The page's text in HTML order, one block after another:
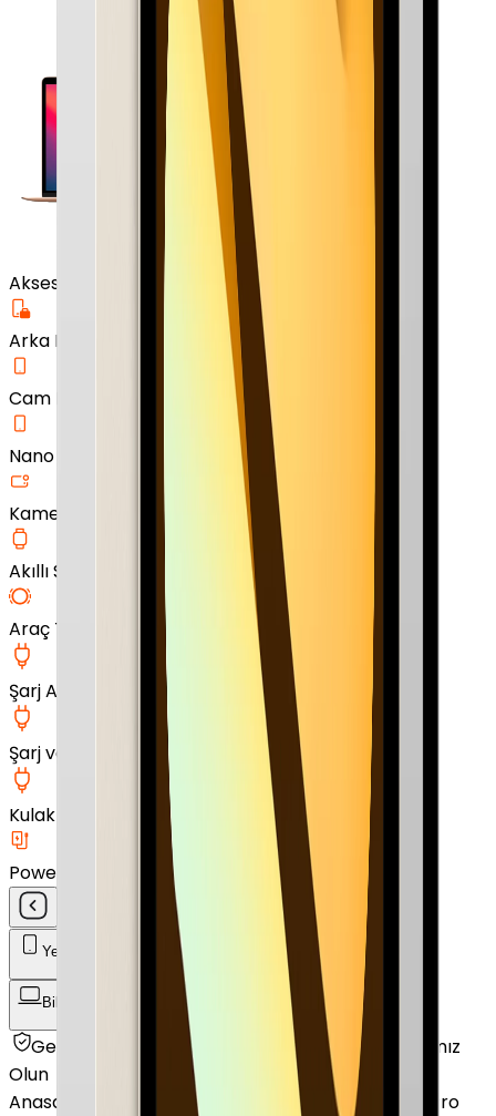
Aksesuar
Arka Koruma Kılıf
Cam Ekran Koruyucu
Nano Ekran Koruyucu
Kamera Cam Koruyucu
Akıllı Saat Aksesuarları
Araç Tutucu
Şarj Aleti
Şarj ve Data Kablosu
Kulak İçi Kulaklık
Powerbank
Yenilenmiş Telefon Akıllı Saat ve Bileklik
Bilgisayar / Tablet
Getmobil Güvencesi Mağazalarımız
Satıcımız
Olun
Anasayfa
Bilgisayar / Tablet Apple Tablet
iPad Pro